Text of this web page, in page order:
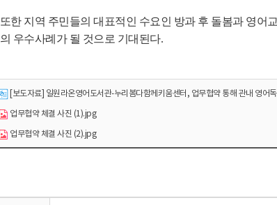
또한 지역 주민들의 대표적인 수요인 방과 후 돌봄과 영
의 우수사례가 될 것으로 기대된다.
[보도자료] 일원라온영어도서관-누리봄다함께키움센터, 업무협약 통해 관내 영어
업무협약 체결 사진 (1).jpg
업무협약 체결 사진 (2).jpg